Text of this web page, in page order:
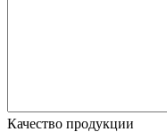
Качество продукции